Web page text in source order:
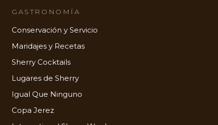
GASTRONOMÍA
Conservación y Servicio
Maridajes y Recetas
Sherry Cocktails
Lugares de Sherry
Igual Que Ninguno
Copa Jerez